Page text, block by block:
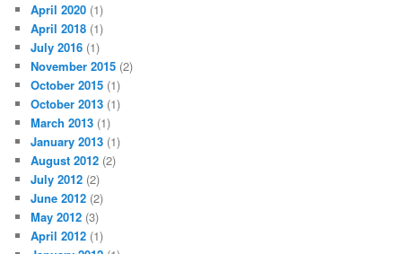
April 2020 (1)
April 2018 (1)
July 2016 (1)
November 2015 (2)
October 2015 (1)
October 2013 (1)
March 2013 (1)
January 2013 (1)
August 2012 (2)
July 2012 (2)
June 2012 (2)
May 2012 (3)
April 2012 (1)